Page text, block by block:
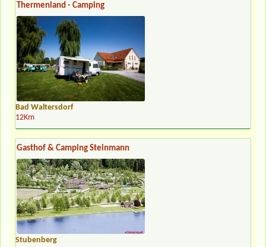
Thermenland - Camping
Bad Waltersdorf
12Km
Gasthof & Camping Steinmann
Stubenberg